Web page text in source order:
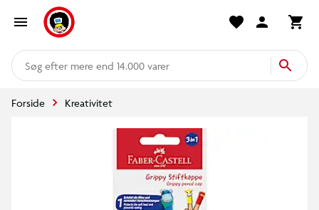
mere end 14.000 varer
Forside Kreativitet